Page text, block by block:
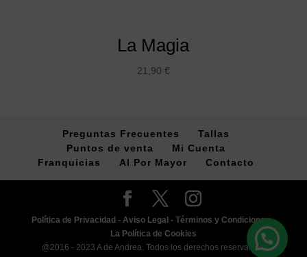
La Magia
21,90 €
Preguntas Frecuentes
Tallas
Puntos de venta
Mi Cuenta
Franquicias
Al Por Mayor Contacto
Política de Privacidad - Aviso Legal -Términos y Condiciones -
La Política de Cookies
@2016 - 2023 A de Andrea. Todos los derechos reservados.